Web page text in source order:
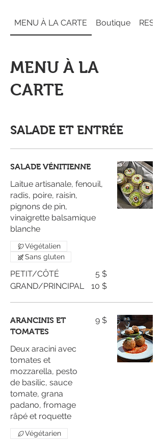
MENU À LA CARTE Boutique
MENU À LA
CARTE
SALADE ET ENTRÉE
SALADE VÉNITIENNE
Laitue artisanale, fenouil,
radis, poire, raisin,
pignons de pin,
vinaigrette balsamique
blanche
PETIT/CÔTÉ
5 $
GRAND/PRINCIPAL
10 $
Végétalien
Sans gluten
ARANCINIS ET
TOMATES
Deux aracini avec
tomates et
mozzarella, pesto
de basilic, sauce
tomate, grana
padano, fromage
râpé et roquette
9 $
Végétarien